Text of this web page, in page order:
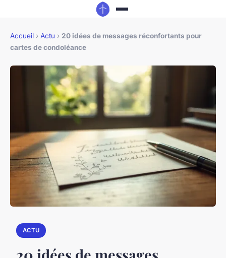
Accueil › Actu › 20 idées de messages réconfortants pour
cartes de condoléance
ACTU